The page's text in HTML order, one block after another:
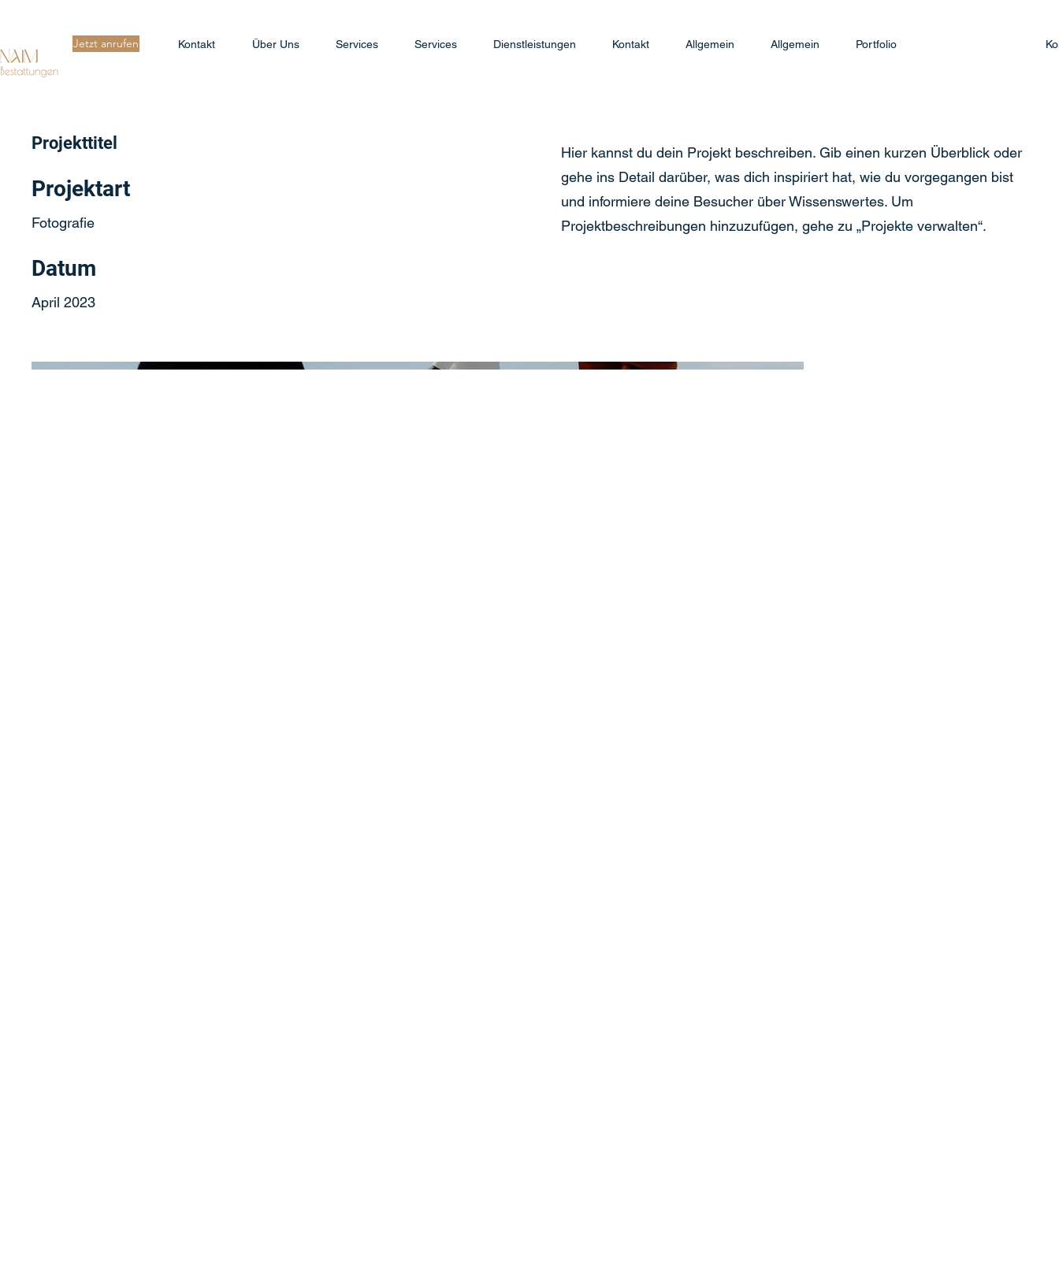
Jetzt anrufen Kontakt Über Uns Services Services Dienstleistungen Kontakt Allgemein Allgemein Portfolio
Projekttitel
Projektart
Fotografie
Datum
April 2023
Hier kannst du dein Projekt beschreiben. Gib einen kurzen Überblick oder
gehe ins Detail darüber, was dich inspiriert hat, wie du vorgegangen bist
und informiere deine Besucher über Wissenswertes. Um
Projektbeschreibungen hinzuzufügen, gehe zu „Projekte verwalten“.